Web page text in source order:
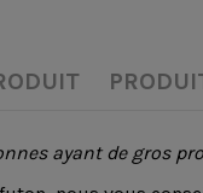
ayant de gros